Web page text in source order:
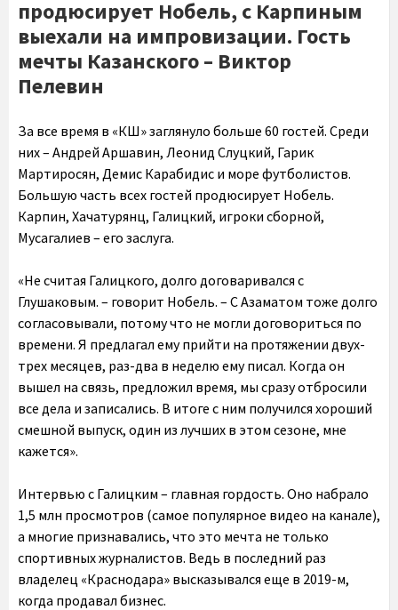
продюсирует Нобель, с Карпиным
выехали на импровизации. Гость
мечты Казанского – Виктор
Пелевин
За все время в «КШ» заглянуло больше 60 гостей. Среди
них – Андрей Аршавин, Леонид Слуцкий, Гарик
Мартиросян, Демис Карабидис и море футболистов.
Большую часть всех гостей продюсирует Нобель.
Карпин, Хачатурянц, Галицкий, игроки сборной,
Мусагалиев – его заслуга.
«Не считая Галицкого, долго договаривался с
Глушаковым. – говорит Нобель. – С Азаматом тоже долго
согласовывали, потому что не могли договориться по
времени. Я предлагал ему прийти на протяжении двух-
трех месяцев, раз-два в неделю ему писал. Когда он
вышел на связь, предложил время, мы сразу отбросили
все дела и записались. В итоге с ним получился хороший
смешной выпуск, один из лучших в этом сезоне, мне
кажется».
Интервью с Галицким – главная гордость. Оно набрало
1,5 млн просмотров (самое популярное видео на канале),
а многие признавались, что это мечта не только
спортивных журналистов. Ведь в последний раз
владелец «Краснодара» высказывался еще в 2019-м,
когда продавал бизнес.